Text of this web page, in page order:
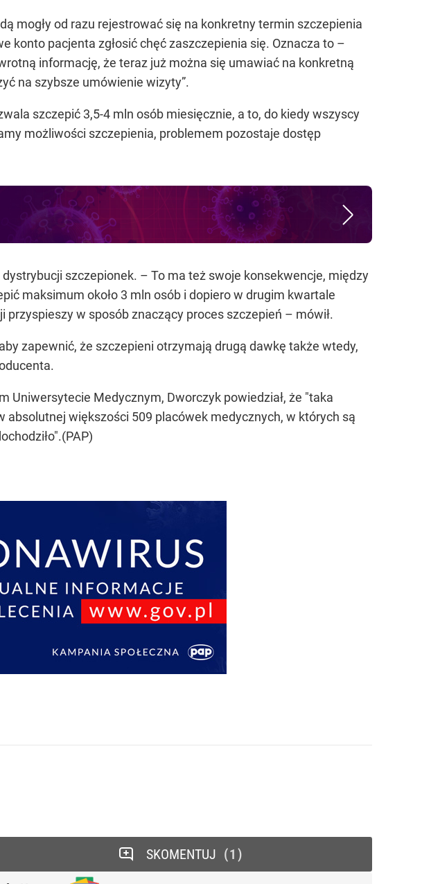
mogły od razu rejestrować się na konkretny termin szczepienia
konto pacjenta zgłosić chęć zaszczepienia się. Oznacza to –
informację, że teraz już można się umawiać na konkretną
na szybsze umówienie wizyty”.
szczepić 3,5-4 mln osób miesięcznie, a to, do kiedy wszyscy
możliwości szczepienia, problemem pozostaje dostęp
szczepionek. – To ma też swoje konsekwencje, między
maksimum około 3 mln osób i dopiero w drugim kwartale
w sposób znaczący proces szczepień – mówił.
zapewnić, że szczepieni otrzymają drugą dawkę także wtedy,
Uniwersytecie Medycznym, Dworczyk powiedział, że "taka
większości 509 placówek medycznych, w których są
SKOMENTUJ 1